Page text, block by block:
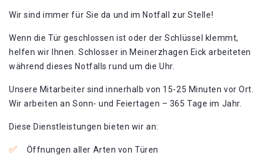
Wir sind immer für Sie da und im Notfall zur Stelle!
Wenn die Tür geschlossen ist oder der Schlüssel klemmt,
helfen wir Ihnen. Schlosser in Meinerzhagen Eick arbeiteten
während dieses Notfalls rund um die Uhr.
Unsere Mitarbeiter sind innerhalb von 15-25 Minuten vor Ort.
Wir arbeiten an Sonn- und Feiertagen – 365 Tage im Jahr.
Diese Dienstleistungen bieten wir an:
Öffnungen aller Arten von Türen